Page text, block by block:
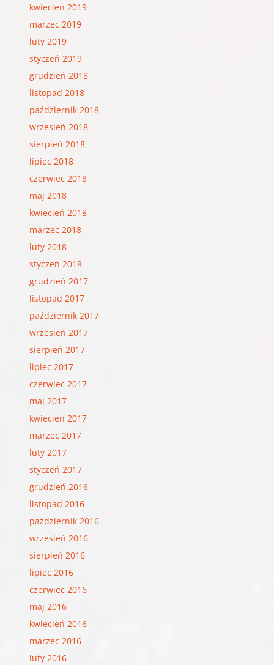
kwiecień 2019
marzec 2019
luty 2019
styczeń 2019
grudzień 2018
listopad 2018
październik 2018
wrzesień 2018
sierpień 2018
lipiec 2018
czerwiec 2018
maj 2018
kwiecień 2018
marzec 2018
luty 2018
styczeń 2018
grudzień 2017
listopad 2017
październik 2017
wrzesień 2017
sierpień 2017
lipiec 2017
czerwiec 2017
maj 2017
kwiecień 2017
marzec 2017
luty 2017
styczeń 2017
grudzień 2016
listopad 2016
październik 2016
wrzesień 2016
sierpień 2016
lipiec 2016
czerwiec 2016
maj 2016
kwiecień 2016
marzec 2016
luty 2016